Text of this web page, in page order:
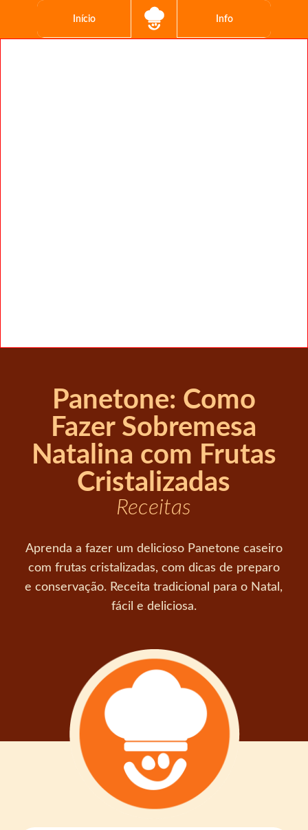
Início Info
Panetone: Como
Fazer Sobremesa
Natalina com Frutas
Cristalizadas
Receitas
Aprenda a fazer um delicioso Panetone caseiro
com frutas cristalizadas, com dicas de preparo
e conservação. Receita tradicional para o Natal,
fácil e deliciosa.